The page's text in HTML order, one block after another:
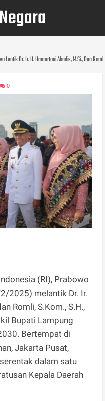
Lantik Dr. Ir. H. Hamartoni Ahadis, M.Si., Dan
0
(RI), Prabowo
2025) melantik Dr. Ir.
Romli, S.Kom., S.H.,
Bupati Lampung
Bertempat di
Jakarta Pusat,
dalam satu
Kepala Daerah